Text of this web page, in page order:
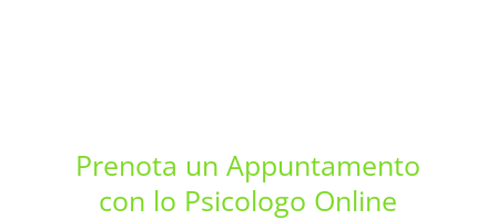
Prenota un Appuntamento
con lo Psicologo Online